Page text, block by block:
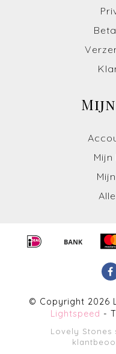
© Copyright 2026
Lightspeed -
Lovely Stones